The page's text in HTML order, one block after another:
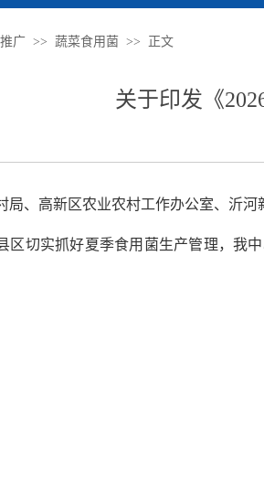
广 蔬菜食用菌 正文
关于印发《
局、高新区农业农村工作办公室、沂河
区切实抓好夏季食用菌生产管理，我